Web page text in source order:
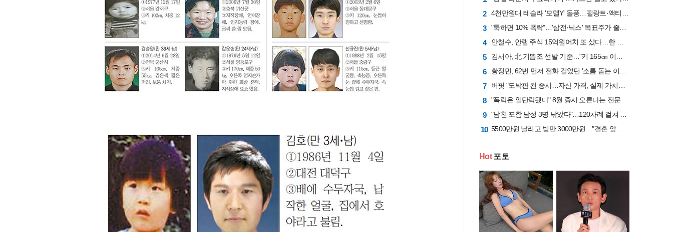
2
3
4
5
6
7
8
9
10 5500만원 날리고 빚만 3000만원…"결혼 앞두고 급등주 탔다가 망했습니다"
Hot포토